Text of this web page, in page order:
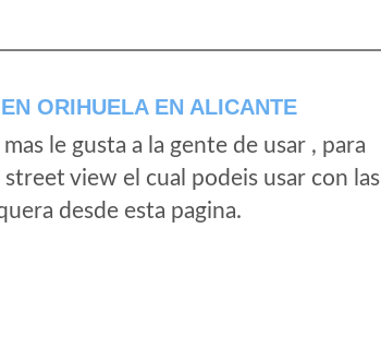
ORIHUELA EN ALICANTE
le gusta a la gente de usar , para
view el cual podeis usar con las
desde esta pagina.